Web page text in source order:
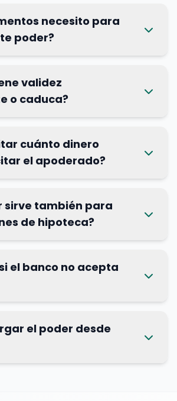
necesito para
poder?
validez
o caduca?
cuánto dinero
el apoderado?
sirve también para
de hipoteca?
el banco no acepta
el poder desde